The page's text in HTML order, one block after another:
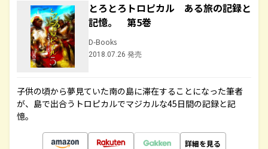
とろとろトロピカル ある旅の記録と
記憶。 第5巻
D-Books
2018.07.26 発売
子供の頃から夢見ていた南の島に滞在することになった筆者
が、島で出合うトロピカルでマジカルな45日間の記録と記
憶。
詳細を見る